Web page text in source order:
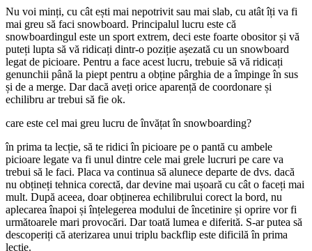
Nu voi minți, cu cât ești mai nepotrivit sau mai slab, cu atât îți va fi
mai greu să faci snowboard. Principalul lucru este că
snowboardingul este un sport extrem, deci este foarte obositor și vă
puteți lupta să vă ridicați dintr-o poziție așezată cu un snowboard
legat de picioare. Pentru a face acest lucru, trebuie să vă ridicați
genunchii până la piept pentru a obține pârghia de a împinge în sus
și de a merge. Dar dacă aveți orice aparență de coordonare și
echilibru ar trebui să fie ok.
care este cel mai greu lucru de învățat în snowboarding?
în prima ta lecție, să te ridici în picioare pe o pantă cu ambele
picioare legate va fi unul dintre cele mai grele lucruri pe care va
trebui să le faci. Placa va continua să alunece departe de dvs. dacă
nu obțineți tehnica corectă, dar devine mai ușoară cu cât o faceți mai
mult. După aceea, doar obținerea echilibrului corect la bord, nu
aplecarea înapoi și înțelegerea modului de încetinire și oprire vor fi
următoarele mari provocări. Dar toată lumea e diferită. S-ar putea să
descoperiți că aterizarea unui triplu backflip este dificilă în prima
lecție.